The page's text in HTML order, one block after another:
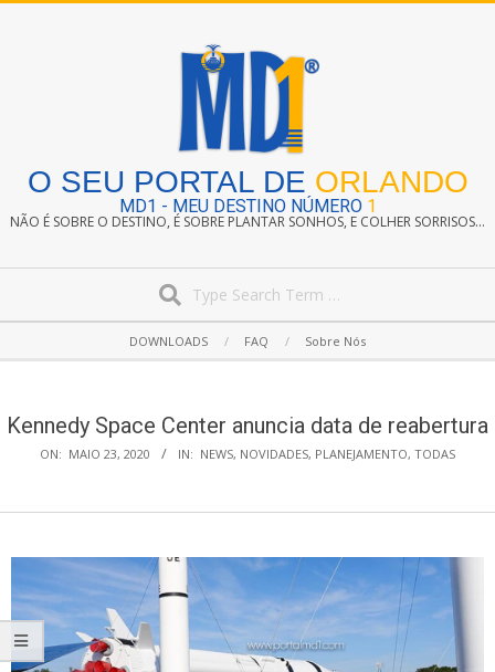
O SEU PORTAL DE ORLANDO
MD1 - MEU DESTINO NÚMERO 1
NÃO É SOBRE O DESTINO, É SOBRE PLANTAR SONHOS, E COLHER SORRISOS...
Navigation
DOWNLOADS FAQ Sobre Nós
Kennedy Space Center anuncia data de reabertura
ON: MAIO 23, 2020 IN: NEWS, NOVIDADES, PLANEJAMENTO, TODAS